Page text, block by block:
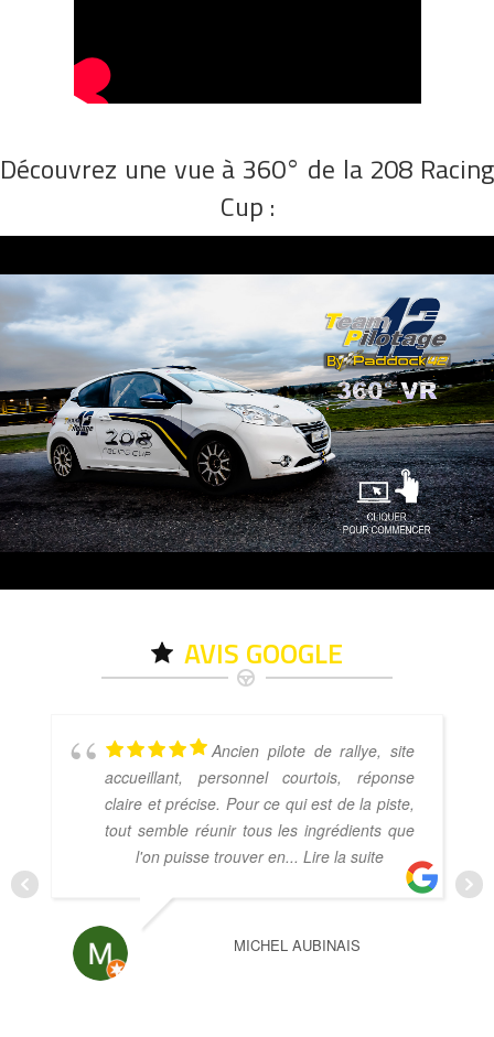
Découvrez une vue à 360° de la 208 Racing
Cup :
AVIS GOOGLE
Ancien pilote de rallye, site
accueillant, personnel courtois, réponse
claire et précise. Pour ce qui est de la piste,
tout semble réunir tous les ingrédients que
l'on puisse trouver en... Lire la suite
MICHEL AUBINAIS